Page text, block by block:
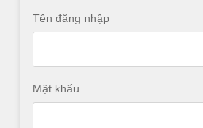
Tên đăng nhập
Mật khẩu